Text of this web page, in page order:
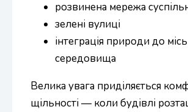
розвинена мережа
зелені вулиці
інтеграція природи до
середовища
Велика увага приділяється
щільності — коли будівлі